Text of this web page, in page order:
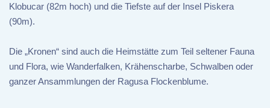
Klobucar (82m hoch) und die Tiefste auf der Insel Piskera
(90m).
Die „Kronen“ sind auch die Heimstätte zum Teil seltener Fauna
und Flora, wie Wanderfalken, Krähenscharbe, Schwalben oder
ganzer Ansammlungen der Ragusa Flockenblume.